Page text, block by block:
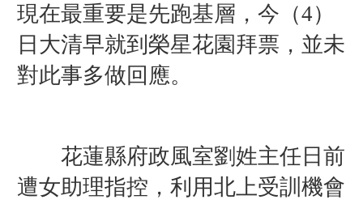
現在最重要是先跑基層，今（4）
日大清早就到榮星花園拜票，並未
對此事多做回應。
花蓮縣府政風室劉姓主任日前
遭女助理指控，利用北上受訓機會